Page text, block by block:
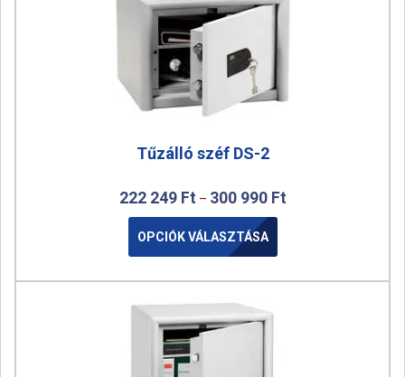
Tűzálló széf DS-2
222 249 Ft – 300 990 Ft
OPCIÓK VÁLASZTÁSA